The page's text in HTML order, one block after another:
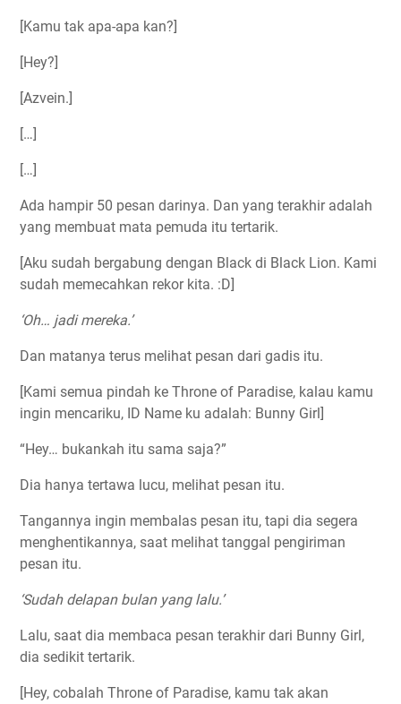
[Kamu tak apa-apa kan?]
[Hey?]
[Azvein.]
[…]
[…]
Ada hampir 50 pesan darinya. Dan yang terakhir adalah
yang membuat mata pemuda itu tertarik.
[Aku sudah bergabung dengan Black di Black Lion. Kami
sudah memecahkan rekor kita. :D]
‘Oh… jadi mereka.’
Dan matanya terus melihat pesan dari gadis itu.
[Kami semua pindah ke Throne of Paradise, kalau kamu
ingin mencariku, ID Name ku adalah: Bunny Girl]
“Hey… bukankah itu sama saja?”
Dia hanya tertawa lucu, melihat pesan itu.
Tangannya ingin membalas pesan itu, tapi dia segera
menghentikannya, saat melihat tanggal pengiriman
pesan itu.
‘Sudah delapan bulan yang lalu.’
Lalu, saat dia membaca pesan terakhir dari Bunny Girl,
dia sedikit tertarik.
[Hey, cobalah Throne of Paradise, kamu tak akan